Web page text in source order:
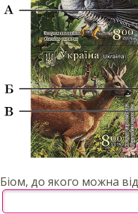
Біом, до якого можна